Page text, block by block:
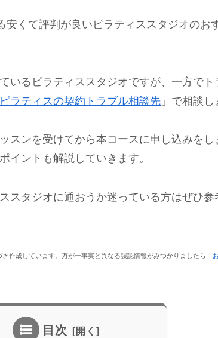
安くて評判が良いピラティススタジオのお
いるピラティススタジオですが、一方でト
ピラティスの契約トラブル相談先 」で相談し
スンを受けてから本コースに申し込みをし
イントも解説していきます。
スタジオに通おうか迷っている方はぜひ参
き作成しています。万が一事実と異なる誤認情報がみつかりましたら「
目次